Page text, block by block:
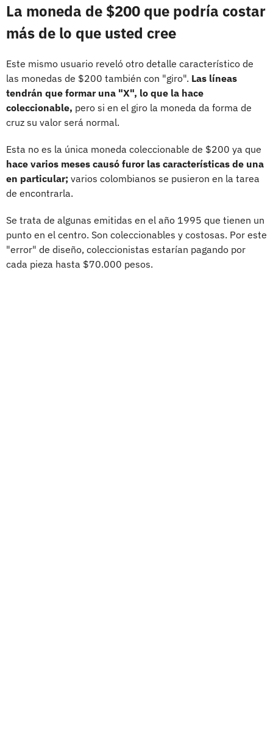
La moneda de $200 que podría costar
más de lo que usted cree
Este mismo usuario reveló otro detalle característico de
las monedas de $200 también con "giro". Las líneas
tendrán que formar una "X", lo que la hace
coleccionable, pero si en el giro la moneda da forma de
cruz su valor será normal.
Esta no es la única moneda coleccionable de $200 ya que
hace varios meses causó furor las características de una
en particular; varios colombianos se pusieron en la tarea
de encontrarla.
Se trata de algunas emitidas en el año 1995 que tienen un
punto en el centro. Son coleccionables y costosas. Por este
"error" de diseño, coleccionistas estarían pagando por
cada pieza hasta $70.000 pesos.